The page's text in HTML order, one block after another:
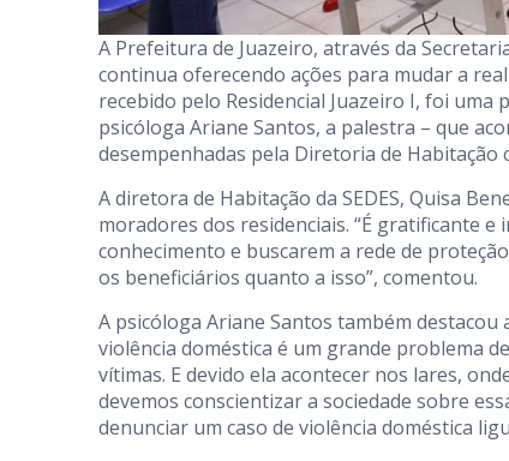
A Prefeitura de Juazeiro, através da
continua oferecendo ações para mudar a
recebido pelo Residencial Juazeiro I, foi
psicóloga Ariane Santos, a palestra – que
desempenhadas pela Diretoria de
A diretora de Habitação da SEDES, Quisa
moradores dos residenciais. “É gratificante
conhecimento e buscarem a rede de
os beneficiários quanto a isso”, comentou.
A psicóloga Ariane Santos também
violência doméstica é um grande problema
vítimas. E devido ela acontecer nos lares,
devemos conscientizar a sociedade sobre
denunciar um caso de violência doméstica